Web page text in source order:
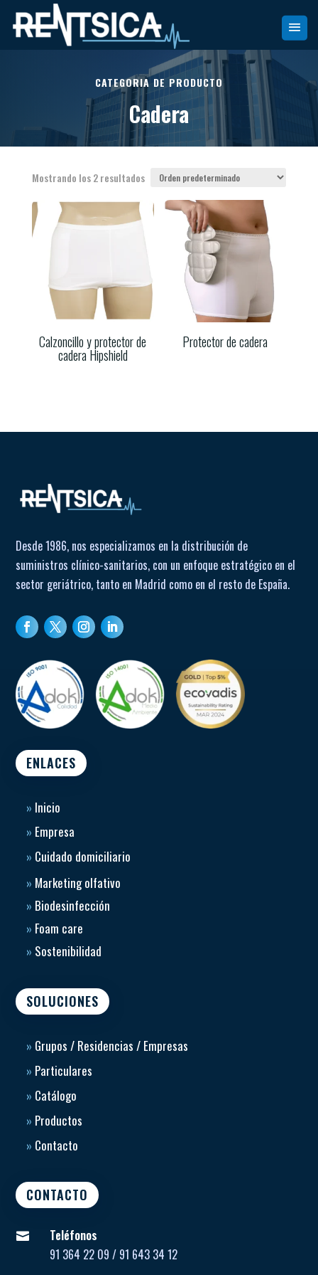
CATEGORIA DE PRODUCTO
Cadera
Mostrando los 2 resultados
Calzoncillo y protector de
cadera Hipshield
Protector de cadera
Desde 1986, nos especializamos en la distribución de
suministros clínico-sanitarios, con un enfoque estratégico en el
sector geriátrico, tanto en Madrid como en el resto de España.
ENLACES
» Inicio
» Empresa
» Cuidado domiciliario
» Marketing olfativo
» Biodesinfección
» Foam care
» Sostenibilidad
SOLUCIONES
» Grupos / Residencias / Empresas
» Particulares
» Catálogo
» Productos
» Contacto
CONTACTO

Teléfonos
91 364 22 09 / 91 643 34 12